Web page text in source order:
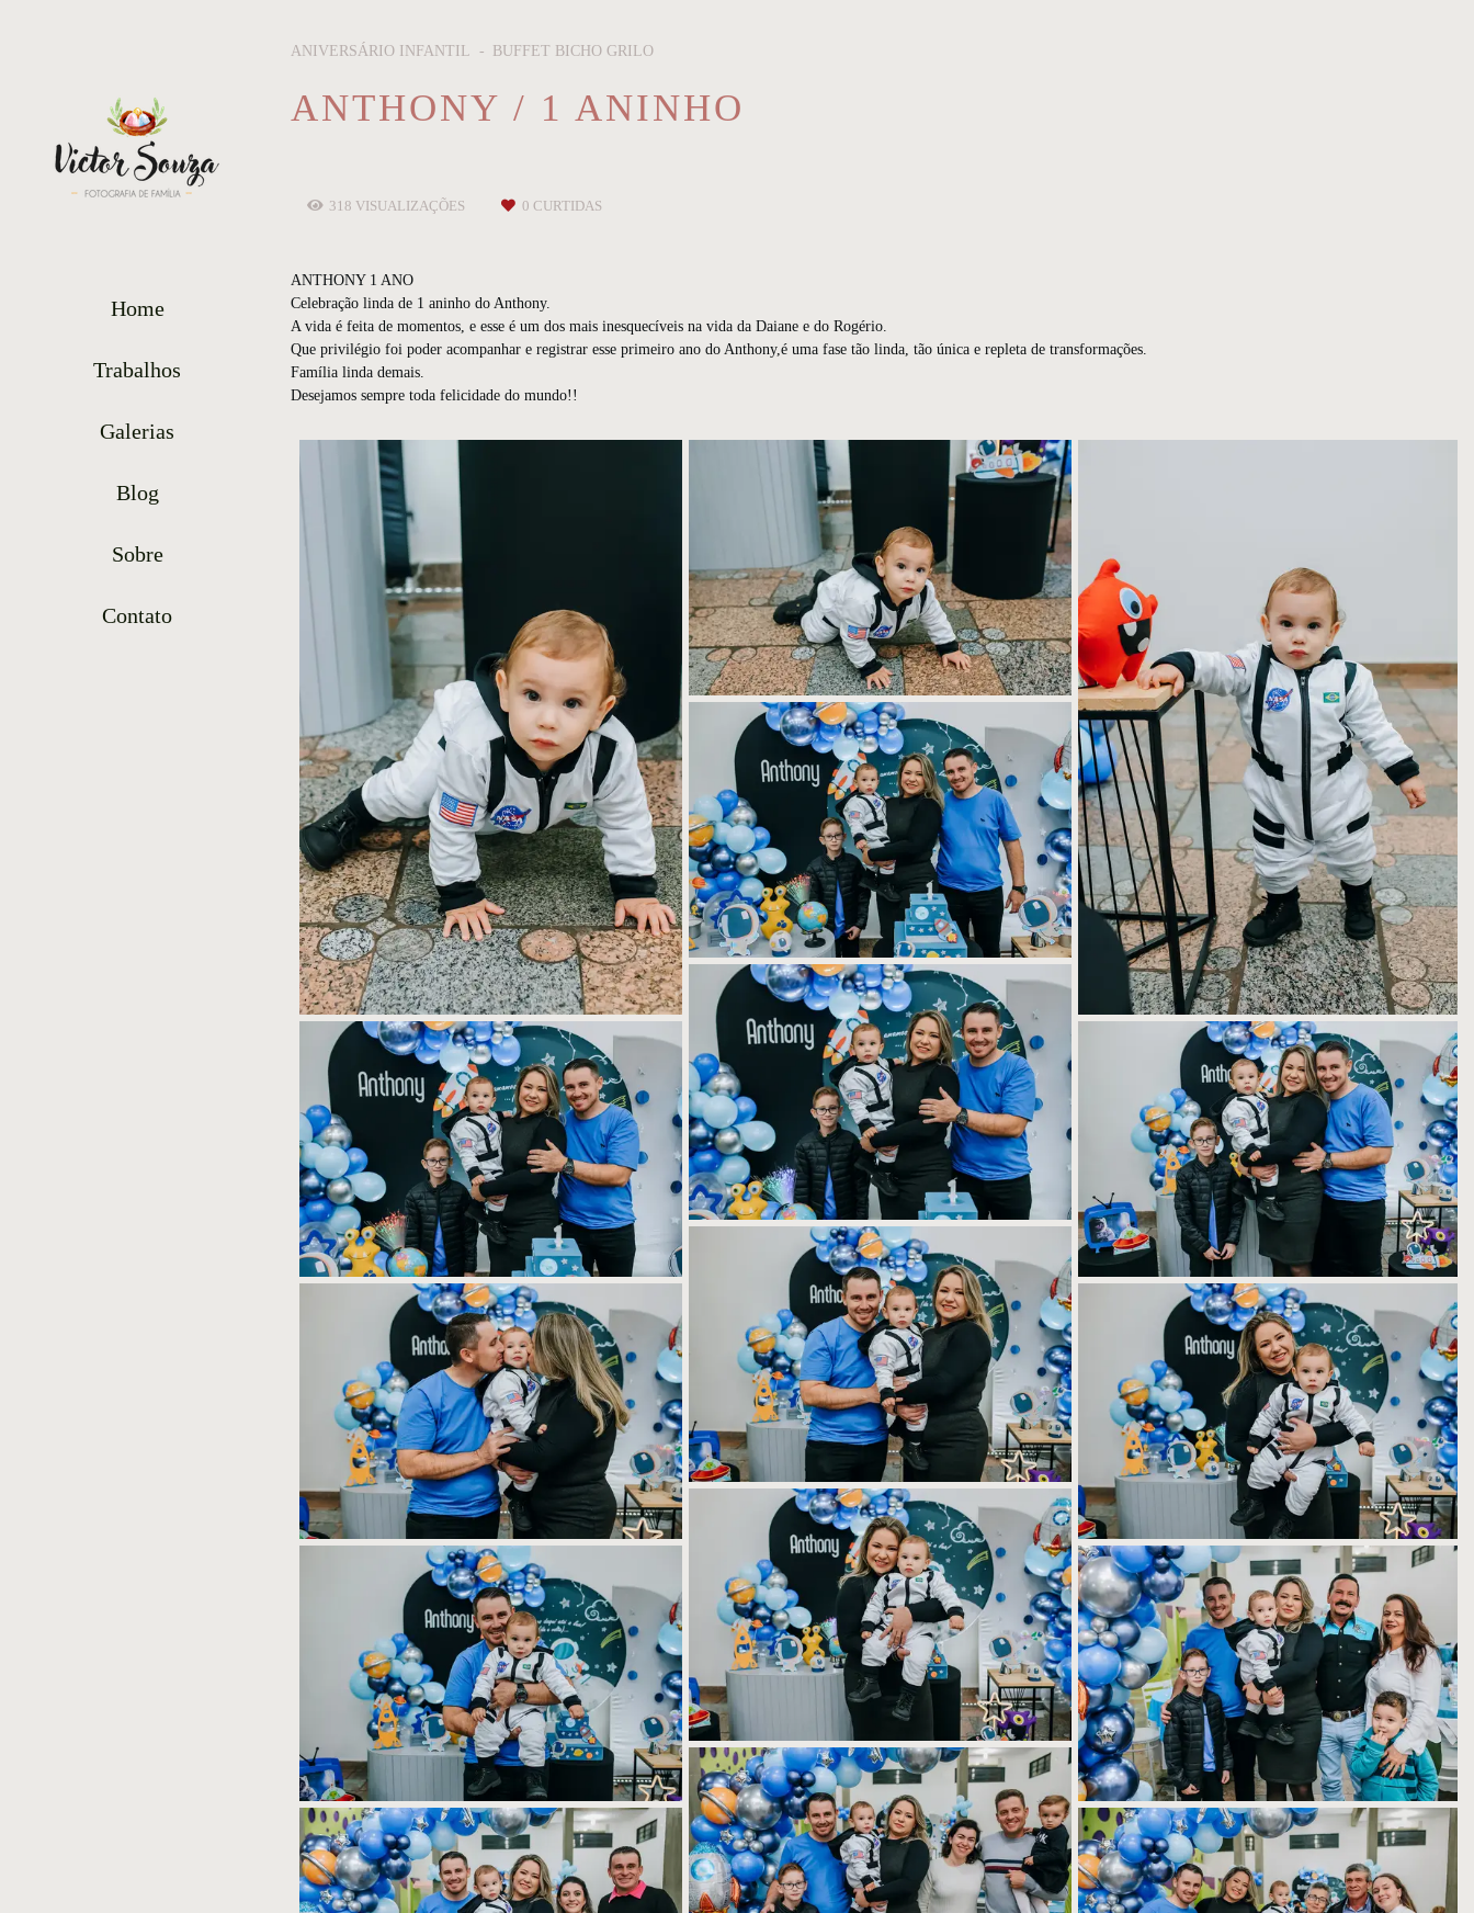
Home
Trabalhos
Galerias
Blog
Sobre
Contato
ANIVERSÁRIO INFANTIL BUFFET BICHO GRILO
ANTHONY / 1 ANINHO
318 VISUALIZAÇÕES 0 CURTIDAS
ANTHONY 1 ANO
Celebração linda de 1 aninho do Anthony.
A vida é feita de momentos, e esse é um dos mais inesquecíveis na vida da Daiane e do Rogério.
Que privilégio foi poder acompanhar e registrar esse primeiro ano do Anthony,é uma fase tão linda, tão única e repleta de transformações.
Família linda demais.
Desejamos sempre toda felicidade do mundo!!